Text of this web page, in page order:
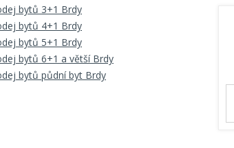
bytů 3+1 Brdy
bytů 4+1 Brdy
bytů 5+1 Brdy
bytů 6+1 a větší Brdy
bytů půdní byt Brdy